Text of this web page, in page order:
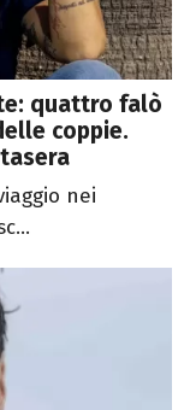
quattro falò
coppie.
nei